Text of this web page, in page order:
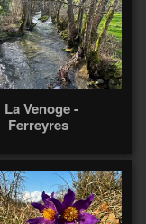
La Venoge -
Ferreyres